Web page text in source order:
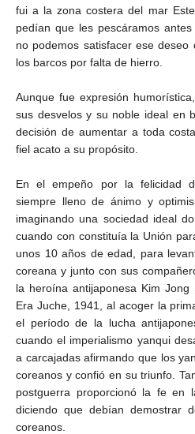
fui a la zona costera del mar
pedían que les pescáramos
no podemos satisfacer ese
los barcos por falta de hierro.
Aunque fue expresión
sus desvelos y su noble ideal en
decisión de aumentar a toda
fiel acato a su propósito.
En el empeño por la felicidad
siempre lleno de ánimo y
imaginando una sociedad ideal
cuando con constituía la Unión
unos 10 años de edad, para
coreana y junto con sus
la heroína antijaponesa Kim
Era Juche, 1941, al acoger la
el período de la lucha
cuando el imperialismo yanqui
a carcajadas afirmando que los
coreanos y confió en su triunfo.
postguerra proporcionó la fe en
diciendo que debían demostrar
coreanos.